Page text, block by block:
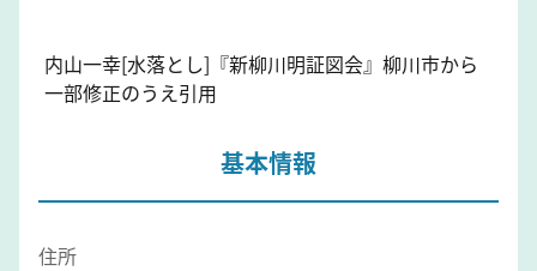
内山一幸[水落とし]『新柳川明証図会』柳川市から
一部修正のうえ引用
基本情報
住所